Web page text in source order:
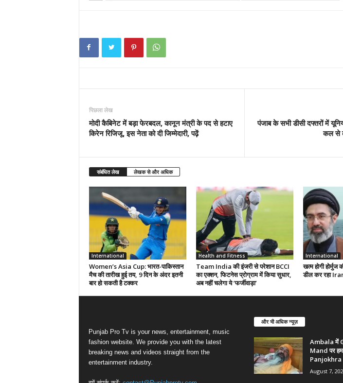
पिछला लेख
मोदी कैबिनेट में बड़ा फेरबदल, कानून मंत्री के पद से हटाए
किरेन रिजिजू, इस नेता को दी जिम्मेदारी, पढ़ें
पंजाब के सभी डीसी दफ्तरों में
कल से
संबंधित लेख लेखक से और अधिक
International
Women’s Asia Cup: भारत-पाकिस्तान
मैच की तारीख हुई तय, 9 दिन के अंदर इतनी
बार हो सकती है टक्कर
Health and Fitness
Team India की इंजरी से परेशान BCCI
का एक्शन, फिटनेस प्रोग्राम में किया सुधार,
अब नहीं चलेगा ये ‘फर्जीवाड़ा’
International
खत्म होगी
डील कर रहा
Punjab Pro Tv is your news, entertainment, music
fashion website. We provide you with the latest
breaking news and videos straight from the
entertainment industry.
और भी अधिक न्यूज़
Ambala में
Mand पर
Panjokhra
August 7,